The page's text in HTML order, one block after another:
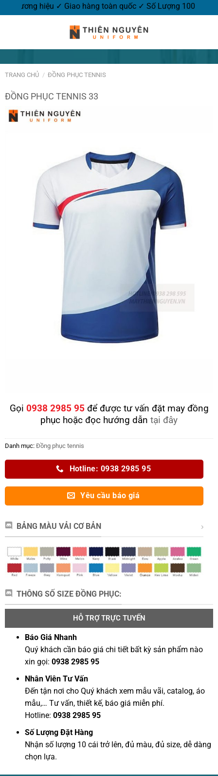
logo thương hiệu ✓ Giao hàng toàn quốc ✓ Số Lượng 100
TRANG CHỦ / ĐỒNG PHỤC TENNIS
ĐỒNG PHỤC TENNIS 33
Gọi 0938 2985 95 để được tư vấn đặt may đồng
phục hoặc đọc hướng dẫn tại đây
Danh mục: Đồng phục tennis
Hotline: 0938 2985 95
Yêu cầu báo giá
BẢNG MÀU VẢI CƠ BẢN
THÔNG SỐ SIZE ĐỒNG PHỤC:
HỖ TRỢ TRỰC TUYẾN
Báo Giá Nhanh
Quý khách cần báo giá chi tiết bất kỳ sản phẩm nào
xin gọi:0938 2985 95
Nhân Viên Tư Vấn
Đến tận nơi cho Quý khách xem mẫu vãi, catalog, áo
mẫu,… Tư vấn, thiết kế, báo giá miễn phí.
Hotline: 0938 2985 95
Số Lượng Đặt Hàng
Nhận số lượng 10 cái trở lên, đủ màu, đủ size, dễ dàng
chọn lựa.